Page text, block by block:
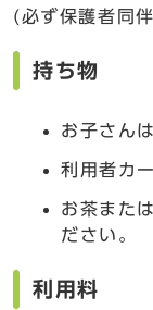
(必ず保護者同
持ち物
お子さん
利用者カ
お茶また
ださい。
利用料